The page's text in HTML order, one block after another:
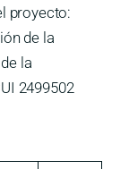
proyecto:
de la
la
2499502